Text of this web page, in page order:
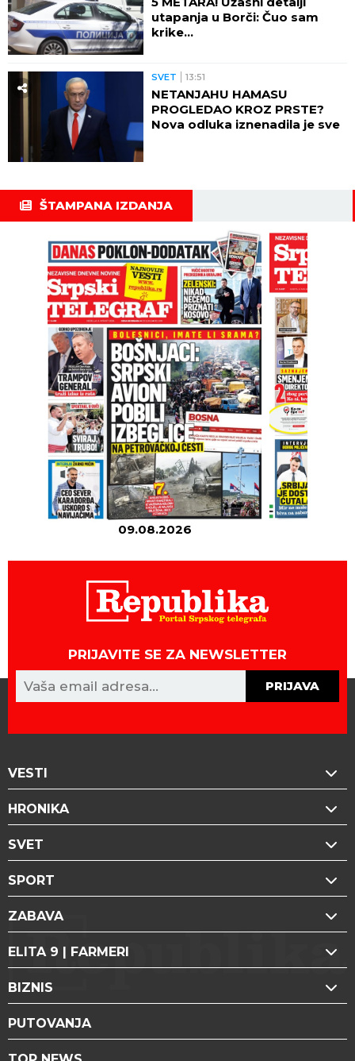
utapanja u Borči: Čuo sam
krike...
SVET 13:51
NETANJAHU HAMASU
PROGLEDAO KROZ PRSTE?
Nova odluka iznenadila je sve
ŠTAMPANA IZDANJA
09.08.2026
PRIJAVITE SE ZA NEWSLETTER
PRIJAVA
VESTI
HRONIKA
SVET
SPORT
ZABAVA
ELITA 9 | FARMERI
BIZNIS
PUTOVANJA